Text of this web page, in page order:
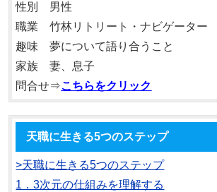
性別 男性
職業 竹林リトリート・ナビゲーター
趣味 夢について語り合うこと
家族 妻、息子
問合せ⇒こちらをクリック
天職に生きる5つのステップ
>天職に生きる5つのステップ
1．3次元の仕組みを理解する